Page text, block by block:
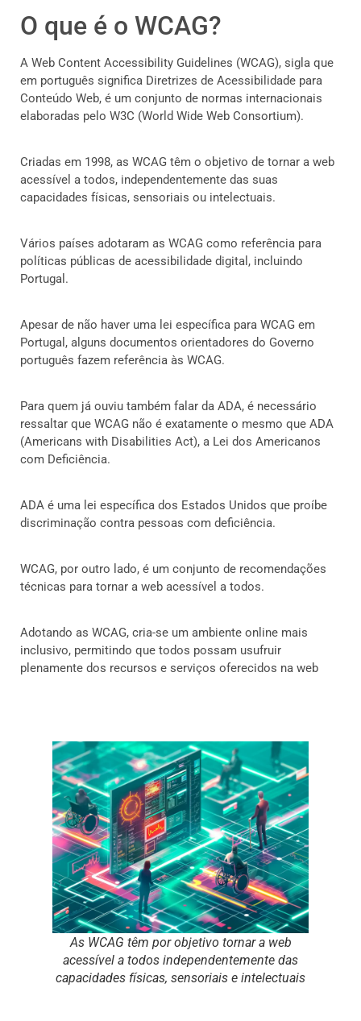
O que é o WCAG?
A Web Content Accessibility Guidelines (WCAG), sigla que
em português significa Diretrizes de Acessibilidade para
Conteúdo Web, é um conjunto de normas internacionais
elaboradas pelo W3C (World Wide Web Consortium).
Criadas em 1998, as WCAG têm o objetivo de tornar a web
acessível a todos, independentemente das suas
capacidades físicas, sensoriais ou intelectuais.
Vários países adotaram as WCAG como referência para
políticas públicas de acessibilidade digital, incluindo
Portugal.
Apesar de não haver uma lei específica para WCAG em
Portugal, alguns documentos orientadores do Governo
português fazem referência às WCAG.
Para quem já ouviu também falar da ADA, é necessário
ressaltar que WCAG não é exatamente o mesmo que ADA
(Americans with Disabilities Act), a Lei dos Americanos
com Deficiência.
ADA é uma lei específica dos Estados Unidos que proíbe
discriminação contra pessoas com deficiência.
WCAG, por outro lado, é um conjunto de recomendações
técnicas para tornar a web acessível a todos.
Adotando as WCAG, cria-se um ambiente online mais
inclusivo, permitindo que todos possam usufruir
plenamente dos recursos e serviços oferecidos na web
As WCAG têm por objetivo tornar a web
acessível a todos independentemente das
capacidades físicas, sensoriais e intelectuais